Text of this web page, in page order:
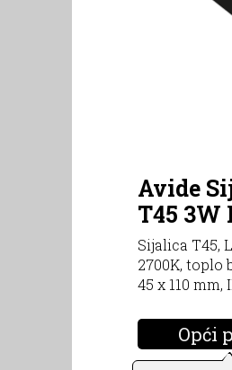
Avide
T45 3W
Sijalica T45,
2700K, toplo
45 x 110 mm,
Opći